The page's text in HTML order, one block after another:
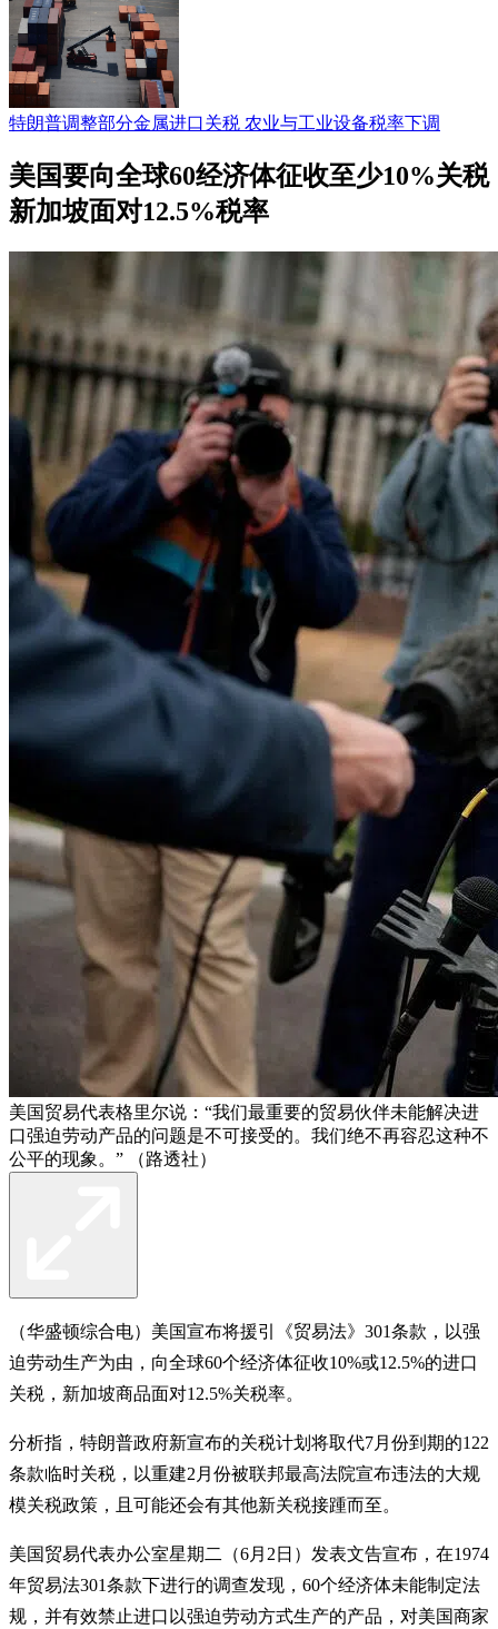
特朗普调整部分金属进口关税 农业与工业设备税率下调
美国要向全球60经济体征收至少10%关税
新加坡面对12.5%税率
美国贸易代表格里尔说：“我们最重要的贸易伙伴未能解决进
口强迫劳动产品的问题是不可接受的。我们绝不再容忍这种不
公平的现象。” （路透社）
（华盛顿综合电）美国宣布将援引《贸易法》301条款，以强
迫劳动生产为由，向全球60个经济体征收10%或12.5%的进口
关税，新加坡商品面对12.5%关税率。
分析指，特朗普政府新宣布的关税计划将取代7月份到期的122
条款临时关税，以重建2月份被联邦最高法院宣布违法的大规
模关税政策，且可能还会有其他新关税接踵而至。
美国贸易代表办公室星期二（6月2日）发表文告宣布，在1974
年贸易法301条款下进行的调查发现，60个经济体未能制定法
规，并有效禁止进口以强迫劳动方式生产的产品，对美国商家